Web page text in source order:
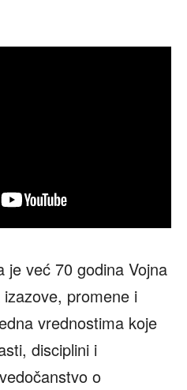
je već 70 godina Vojna
promene i
vrednostima koje
disciplini i
o